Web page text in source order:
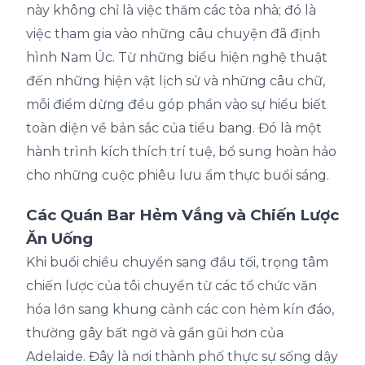
này không chỉ là việc thăm các tòa nhà; đó là
việc tham gia vào những câu chuyện đã định
hình Nam Úc. Từ những biểu hiện nghệ thuật
đến những hiện vật lịch sử và những câu chữ,
mỗi điểm dừng đều góp phần vào sự hiểu biết
toàn diện về bản sắc của tiểu bang. Đó là một
hành trình kích thích trí tuệ, bổ sung hoàn hảo
cho những cuộc phiêu lưu ẩm thực buổi sáng.
Các Quán Bar Hẻm Vắng và Chiến Lược
Ăn Uống
Khi buổi chiều chuyển sang đầu tối, trọng tâm
chiến lược của tôi chuyển từ các tổ chức văn
hóa lớn sang khung cảnh các con hẻm kín đáo,
thường gây bất ngờ và gần gũi hơn của
Adelaide. Đây là nơi thành phố thực sự sống dậy